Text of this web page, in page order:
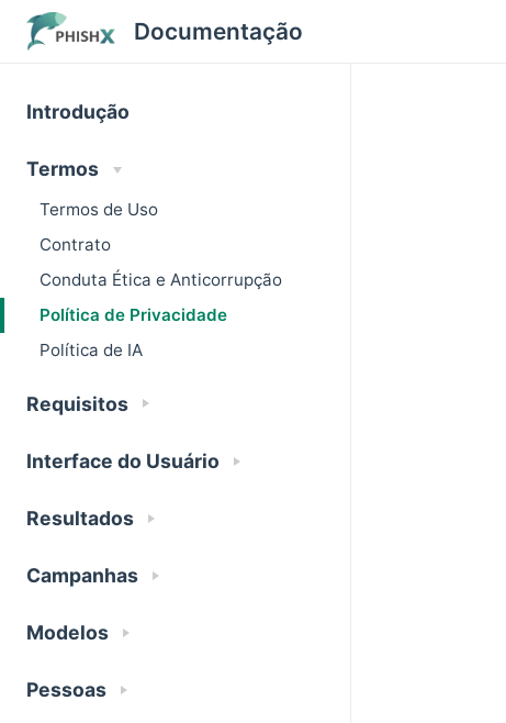
Documentação
Introdução
Termos
Termos de Uso
Contrato
Conduta Ética e Anticorrupção
Política de Privacidade
Política de IA
Requisitos
Interface do Usuário
Resultados
Campanhas
Modelos
Pessoas